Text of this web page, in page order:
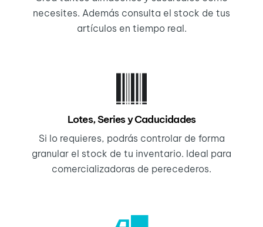
necesites. Además consulta el stock de tus
artículos en tiempo real.
Lotes, Series y Caducidades
Si lo requieres, podrás controlar de forma
granular el stock de tu inventario. Ideal para
comercializadoras de perecederos.